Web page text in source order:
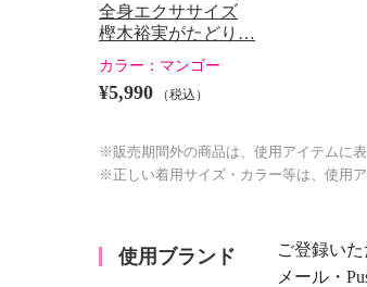
全身エクササイズ
樫木裕実がたどり…
カラー： マンゴー
¥5,990 （税込）
※販売期間外の商品は、使用アイテムに表
※正しい着用サイズ・カラー等は、使用ア
使用ブランド
ご登録い
メール・